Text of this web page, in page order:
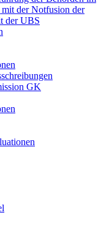
mit der Notfusion der
der UBS
GK